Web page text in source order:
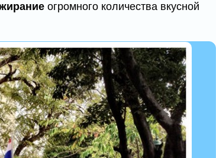
огромного количества вкусной